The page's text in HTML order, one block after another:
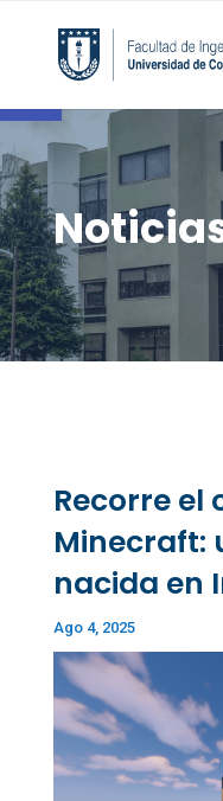
Open toolbar
Recorre el
Minecraft:
nacida en
Ago 4, 2025